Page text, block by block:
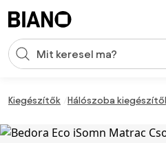
Keresési bevitel
Kiegészítők Hálószoba